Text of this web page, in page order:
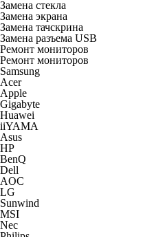
Замена стекла
Замена экрана
Замена тачскрина
Замена разъема USB
Ремонт мониторов
Ремонт мониторов
Samsung
Acer
Apple
Gigabyte
Huawei
iiYAMA
Asus
HP
BenQ
Dell
AOC
LG
Sunwind
MSI
Nec